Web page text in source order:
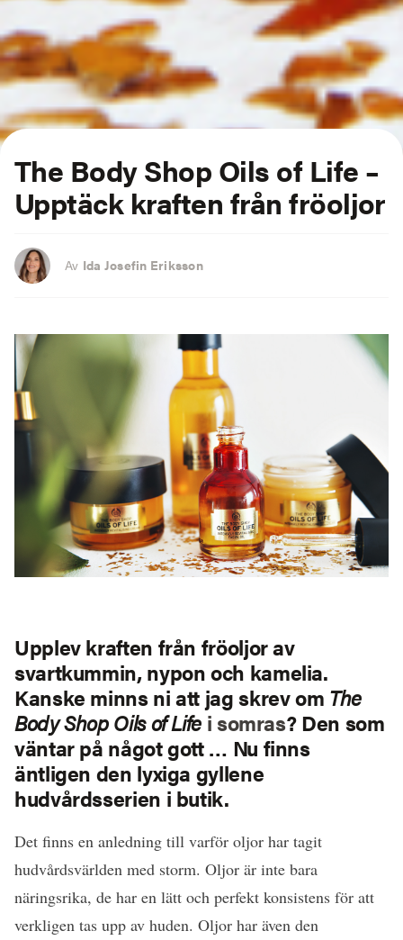
The Body Shop Oils of Life –
Upptäck kraften från fröoljor
Av Ida Josefin Eriksson
Upplev kraften från fröoljor av
svartkummin, nypon och kamelia.
Kanske minns ni att jag skrev om The
Body Shop Oils of Life i somras? Den som
väntar på något gott … Nu finns
äntligen den lyxiga gyllene
hudvårdsserien i butik.
Det finns en anledning till varför oljor har tagit
hudvårdsvärlden med storm. Oljor är inte bara
näringsrika, de har en lätt och perfekt konsistens för att
verkligen tas upp av huden. Oljor har även den